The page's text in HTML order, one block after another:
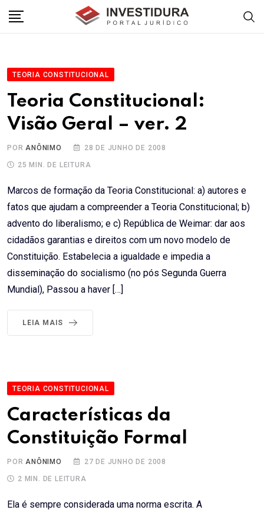
TEORIA CONSTITUCIONAL
Teoria Constitucional:
Visão Geral – ver. 2
PORANÔNIMO 28 DE JUNHO DE 2008
25 MIN. DE LEITURA
Marcos de formação da Teoria Constitucional: a) autores e
fatos que ajudam a compreender a Teoria Constitucional; b)
advento do liberalismo; e c) República de Weimar: dar aos
cidadãos garantias e direitos com um novo modelo de
Constituição. Estabelecia a igualdade e impedia a
disseminação do socialismo (no pós Segunda Guerra
Mundial), Passou a haver […]
LEIA MAIS
TEORIA CONSTITUCIONAL
Características da
Constituição Formal
PORANÔNIMO 27 DE JUNHO DE 2008
2 MIN. DE LEITURA
Ela é sempre considerada uma norma escrita. A